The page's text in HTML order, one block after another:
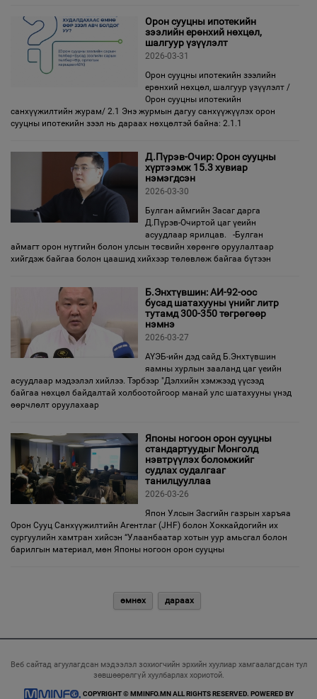
Орон сууцны ипотекийн
зээлийн ерөнхий нөхцөл,
шалгуур үзүүлэлт
2026-03-31
Орон сууцны ипотекийн зээлийн
ерөнхий нөхцөл, шалгуур үзүүлэлт /
Орон сууцны ипотекийн
санхүүжилтийн журам/ 2.1 Энэ журмын дагуу санхүүжүүлэх орон
сууцны ипотекийн зээл нь дараах нөхцөлтэй байна: 2.1.1
Д.Пүрэв-Очир: Орон сууцны
хүртээмж 15.3 хувиар
нэмэгдсэн
2026-03-30
Булган аймгийн Засаг дарга
Д.Пүрэв-Очиртой цаг үеийн
асуудлаар ярилцав. -Булган
аймагт орон нутгийн болон улсын төсвийн хөрөнгө оруулалтаар
хийгдэж байгаа болон цаашид хийхээр төлөвлөж байгаа бүтээн
Б.Энхтүвшин: АИ-92-оос
бусад шатахууны үнийг литр
тутамд 300-350 төгрөгөөр
нэмнэ
2026-03-27
АҮЭБ-ийн дэд сайд Б.Энхтүвшин
яамны хурлын зааланд цаг үеийн
асуудлаар мэдээлэл хийлээ. Тэрбээр "Дэлхийн хэмжээд үүсээд
байгаа нөхцөл байдалтай холбоотойгоор манай улс шатахууны үнэд
өөрчлөлт оруулахаар
Японы ногоон орон сууцны
стандартуудыг Монголд
нэвтрүүлэх боломжийг
судлах судалгааг
танилцууллаа
2026-03-26
Япон Улсын Засгийн газрын харъяа
Орон Сууц Санхүүжилтийн Агентлаг (JHF) болон Хоккайдогийн их
сургуулийн хамтран хийсэн “Улаанбаатар хотын уур амьсгал болон
барилгын материал, мөн Японы ногоон орон сууцны
өмнөх дараах
Веб сайтад агуулагдсан мэдээлэл зохиогчийн эрхийн хуулиар хамгаалагдсан тул
зөвшөөрөлгүй хуулбарлах хориотой.
COPYRIGHT © MMINFO.MN ALL RIGHTS RESERVED. POWERED BY